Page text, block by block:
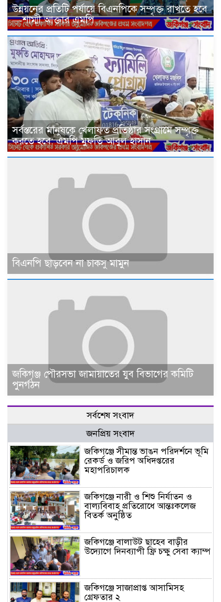
উন্নয়নের প্রতিটি পর্যায়ে বিএনপিকে সম্পৃক্ত রাখতে হবে
—শাম্মী আক্তার এমপি
সর্বস্তরের মানুষকে খেলাফত প্রতিষ্ঠার সংগ্রামে সম্পৃক্ত
করতে হবে: এমপি মুফতি আবুল হাসান
বিএনপি ছাড়বেন না চাকসু মামুন
জকিগঞ্জ পৌরসভা জামায়াতের যুব বিভাগের কমিটি
পুনর্গঠন
সর্বশেষ সংবাদ
জনপ্রিয় সংবাদ
জকিগঞ্জে সীমান্ত ভাঙন পরিদর্শনে ভূমি
রেকর্ড ও জরিপ অধিদপ্তরের
মহাপরিচালক
জকিগঞ্জে নারী ও শিশু নির্যাতন ও
বাল্যবিবাহ প্রতিরোধে আন্তঃকলেজ
বিতর্ক অনুষ্ঠিত
জকিগঞ্জে বালাউট ছাহেব বাড়ীর
উদ্যোগে দিনব্যাপী ফ্রি চক্ষু সেবা ক্যাম্প
জকিগঞ্জে সাজাপ্রাপ্ত আসামিসহ
গ্রেফতার ২